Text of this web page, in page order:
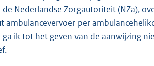
de Nederlandse Zorgautoriteit (NZa),
ambulancevervoer per
ik tot het geven van de aanwijzing